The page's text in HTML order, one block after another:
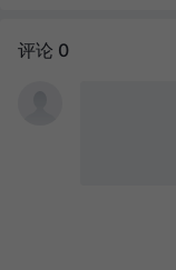
评论 0